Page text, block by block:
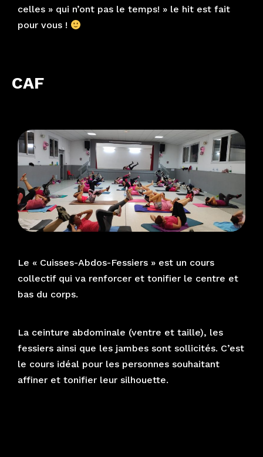
celles » qui n’ont pas le temps! » le hit est fait
pour vous !
CAF
Le « Cuisses-Abdos-Fessiers » est un cours
collectif qui va renforcer et tonifier le centre et
bas du corps.
La ceinture abdominale (ventre et taille), les
fessiers ainsi que les jambes sont sollicités. C’est
le cours idéal pour les personnes souhaitant
affiner et tonifier leur silhouette.